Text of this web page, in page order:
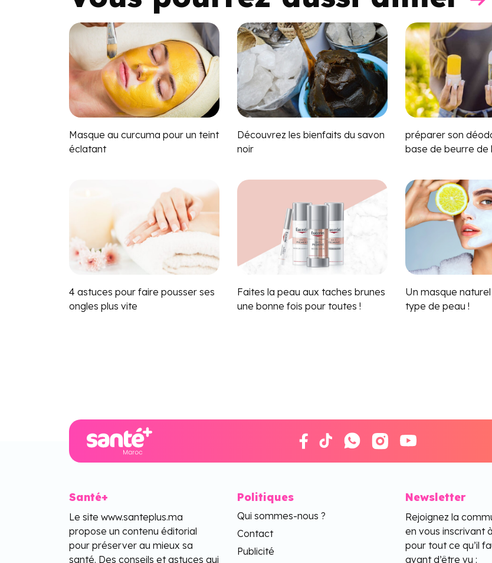
Masque au curcuma pour un teint
éclatant
Découvrez les bienfaits du savon
noir
préparer son
base de beurre de
4 astuces pour faire pousser ses
ongles plus vite
Faites la peau aux taches brunes
une bonne fois pour toutes !
Un masque
type de peau !
Santé+
Le site www.santeplus.ma
propose un contenu éditorial
pour préserver au mieux sa
santé. Des conseils et astuces qui
Politiques
Qui sommes-nous ?
Contact
Publicité
Newsletter
Rejoignez la
en vous inscrivant
pour tout ce qu’il
avant d’être vu :